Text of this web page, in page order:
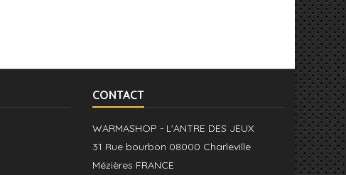
CONTACT
WARMASHOP - L'ANTRE DES JEUX
31 Rue bourbon 08000 Charleville
Mézières FRANCE